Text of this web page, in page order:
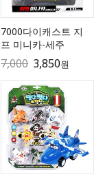
7000다이캐스트 지
프 미니카-세주
7,000 3,850원